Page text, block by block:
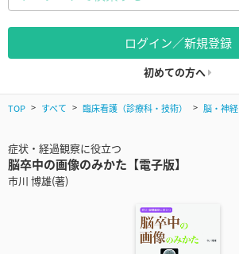
ログイン／新規登録
初めての方へ
TOP すべて 臨床看護（診療科・技術） 脳・神経
症状・経過観察に役立つ
脳卒中の画像のみかた【電子版】
市川 博雄(著)